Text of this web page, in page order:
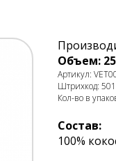
Объем:
Артикул:
Штрихкод:
Кол-во в
Состав:
100%